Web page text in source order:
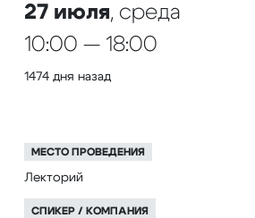
27 июля, среда
10:00 — 18:00
1474 дня назад
МЕСТО ПРОВЕДЕНИЯ
Лекторий
СПИКЕР / КОМПАНИЯ